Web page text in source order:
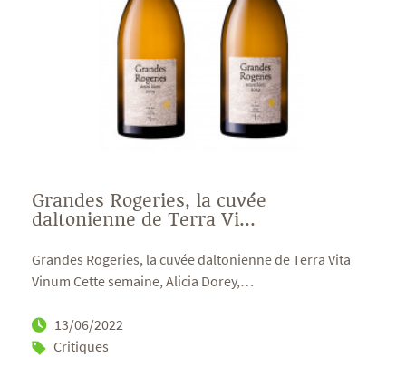
Grandes Rogeries, la cuvée
daltonienne de Terra Vi...
Grandes Rogeries, la cuvée daltonienne de Terra Vita
Vinum Cette semaine, Alicia Dorey,…
13/06/2022
Critiques